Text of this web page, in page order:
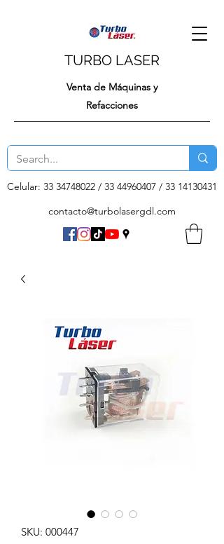
TURBO LASER
Venta de Máquinas y
Refacciones
Celular: 33 34748022 / 33 44960407 / 33 14130431
contacto@turbolasergdl.com
SKU: 000447